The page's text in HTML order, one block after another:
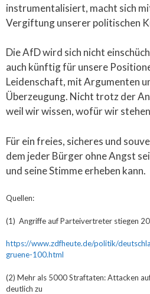
instrumentalisiert, macht sich
Vergiftung unserer politischen
Die AfD wird sich nicht
auch künftig für unsere
Leidenschaft, mit Argumenten
Überzeugung. Nicht trotz der
weil wir wissen, wofür wir
Für ein freies, sicheres und
dem jeder Bürger ohne Angst
und seine Stimme erheben kann.
Quellen:
(1) Angriffe auf Parteivertreter stiegen
https://www.zdfheute.de/politik/
gruene-100.html
(2) Mehr als 5000 Straftaten: Attacken
deutlich zu